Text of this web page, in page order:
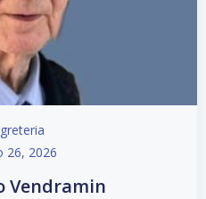
26, 2026
Vendramin